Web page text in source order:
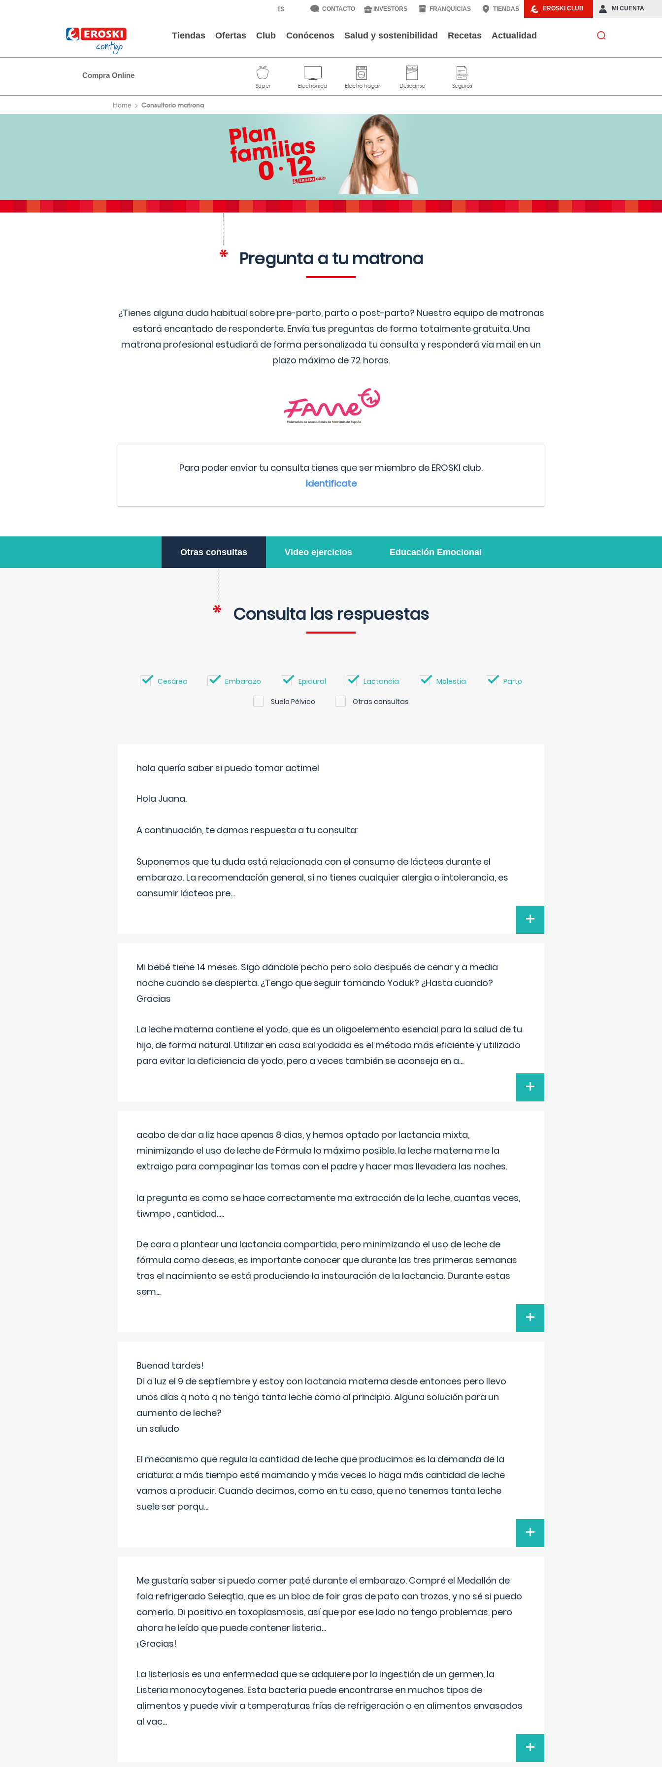
EROSKI CLUB MI CUENTA
CONTACTO INVESTORS FRANQUICIAS TIENDAS
Tiendas Ofertas Club Conócenos Salud y sostenibilidad Recetas Actualidad
Compra Online
Home Consultorio matrona
Pregunta a tu matrona
¿Tienes alguna duda habitual sobre pre-parto, parto o post-parto? Nuestro equipo de matronas
estará encantado de responderte. Envía tus preguntas de forma totalmente gratuita. Una
matrona profesional estudiará de forma personalizada tu consulta y responderá vía mail en un
plazo máximo de 72 horas.
Para poder enviar tu consulta tienes que ser miembro de EROSKI club.
Identificate
Otras consultas Video ejercicios Educación Emocional
Consulta las respuestas
Cesárea Embarazo Epidural Lactancia Molestia Parto
Suelo Pélvico Otras consultas
hola quería saber si puedo tomar actimel
Hola Juana.
A continuación, te damos respuesta a tu consulta:
Suponemos que tu duda está relacionada con el consumo de lácteos durante el
embarazo. La recomendación general, si no tienes cualquier alergia o intolerancia, es
consumir lácteos pre...
+
Mi bebé tiene 14 meses. Sigo dándole pecho pero solo después de cenar y a media
noche cuando se despierta. ¿Tengo que seguir tomando Yoduk? ¿Hasta cuando?
Gracias
La leche materna contiene el yodo, que es un oligoelemento esencial para la salud de tu
hijo, de forma natural. Utilizar en casa sal yodada es el método más eficiente y utilizado
para evitar la deficiencia de yodo, pero a veces también se aconseja en a...
+
acabo de dar a liz hace apenas 8 dias, y hemos optado por lactancia mixta,
minimizando el uso de leche de Fórmula lo máximo posible. la leche materna me la
extraigo para compaginar las tomas con el padre y hacer mas llevadera las noches.
la pregunta es como se hace correctamente ma extracción de la leche, cuantas veces,
tiwmpo , cantidad.....
De cara a plantear una lactancia compartida, pero minimizando el uso de leche de
fórmula como deseas, es importante conocer que durante las tres primeras semanas
tras el nacimiento se está produciendo la instauración de la lactancia. Durante estas
sem...
+
Buenad tardes!
Di a luz el 9 de septiembre y estoy con lactancia materna desde entonces pero llevo
unos días q noto q no tengo tanta leche como al principio. Alguna solución para un
aumento de leche?
un saludo
El mecanismo que regula la cantidad de leche que producimos es la demanda de la
criatura: a más tiempo esté mamando y más veces lo haga más cantidad de leche
vamos a producir. Cuando decimos, como en tu caso, que no tenemos tanta leche
suele ser porqu...
+
Me gustaría saber si puedo comer paté durante el embarazo. Compré el Medallón de
foia refrigerado Seleqtia, que es un bloc de foir gras de pato con trozos, y no sé si puedo
comerlo. Di positivo en toxoplasmosis, así que por ese lado no tengo problemas, pero
ahora he leído que puede contener listeria...
¡Gracias!
La listeriosis es una enfermedad que se adquiere por la ingestión de un germen, la
Listeria monocytogenes. Esta bacteria puede encontrarse en muchos tipos de
alimentos y puede vivir a temperaturas frías de refrigeración o en alimentos envasados
al vac...
+